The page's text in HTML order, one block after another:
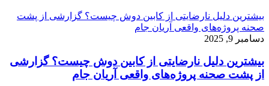
بیشترین دلیل نارضایتی از کابین دوش چیست؟ گزارشی از پشت
صحنه پروژه‌های واقعی آریان جام
دسامبر 9, 2025
بیشترین دلیل نارضایتی از کابین دوش چیست؟ گزارشی
از پشت صحنه پروژه‌های واقعی آریان جام